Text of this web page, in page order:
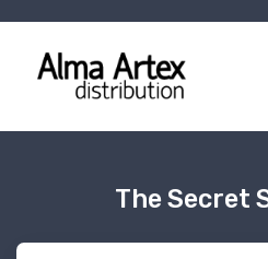
The Secret